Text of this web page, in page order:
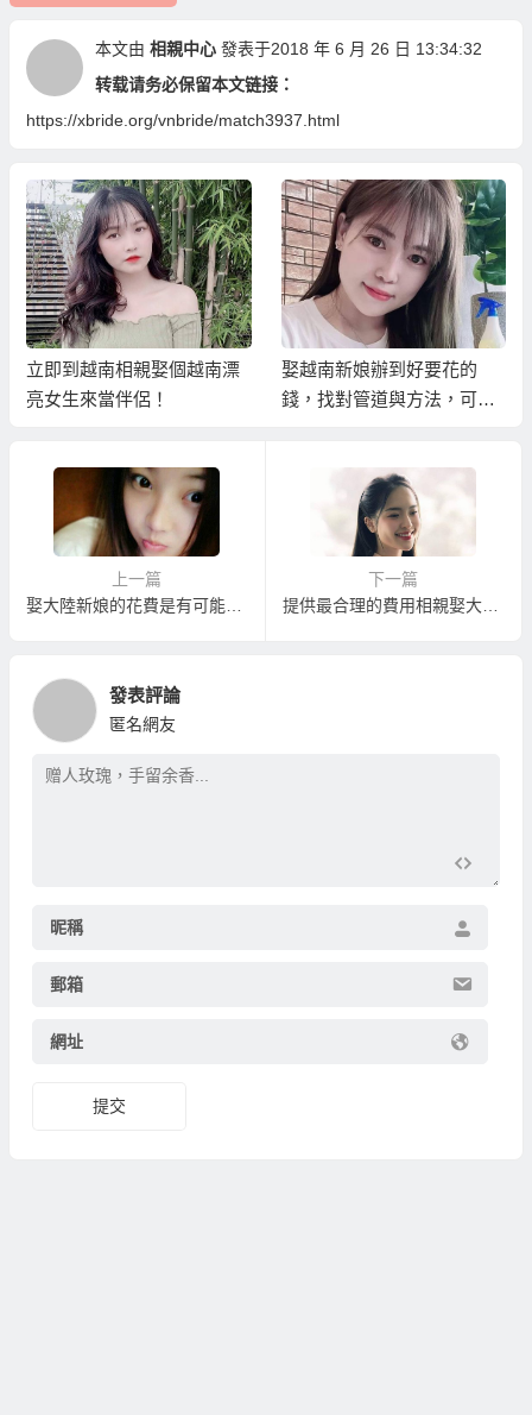
本文由 相親中心 發表于2018 年 6 月 26 日 13:34:32
转载请务必保留本文链接：
https://xbride.org/vnbride/match3937.html
立即到越南相親娶個越南漂
亮女生來當伴侶！
娶越南新娘辦到好要花的
錢，找對管道與方法，可以
上一篇
下一篇
提供最合理的費用相親娶大陸新娘服務
發表評論
匿名網友
昵稱
郵箱
網址
提交